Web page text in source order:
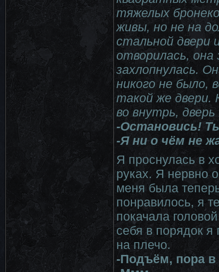
тяжелых
живы, но не на
стальной двери
отворилась,
захлопнулась.
никого не было,
такой же двери.
во внутрь,
-Остановись!
-Я ни о чём не
Я проснулась в
руках. Я нервно
меня была
понравилось, я
покачала
себя в порядок
на плечо.
-Подъём, пора в